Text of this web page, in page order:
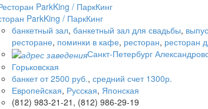
ParkKing / ПаркКинг
банкетный зал, банкетный зал для свадьбы,
ресторане, поминки в кафе, ресторан, ресторан
Санкт-Петербург
Горьковская
банкет от 2500 руб., средний счет 1300р.
Европейская, Русская, Японская
(812) 983-21-21, (812) 986-29-19